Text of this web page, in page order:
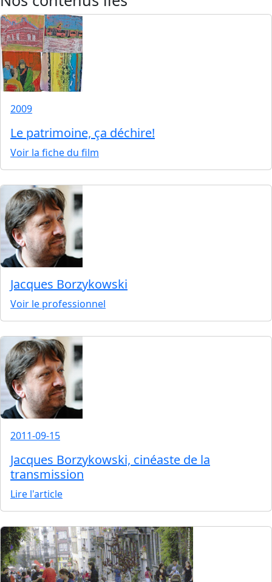
2009
Le patrimoine, ça déchire!
Voir la fiche du film
Jacques Borzykowski
Voir le professionnel
2011-09-15
Jacques Borzykowski, cinéaste de la
transmission
Lire l'article